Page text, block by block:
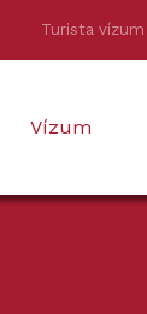
Turista vízum
Vízum